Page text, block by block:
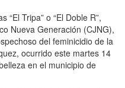
“El Tripa” o “El Doble R”,
Nueva Generación (CJNG),
del feminicidio de la
ocurrido este martes 14
en el municipio de